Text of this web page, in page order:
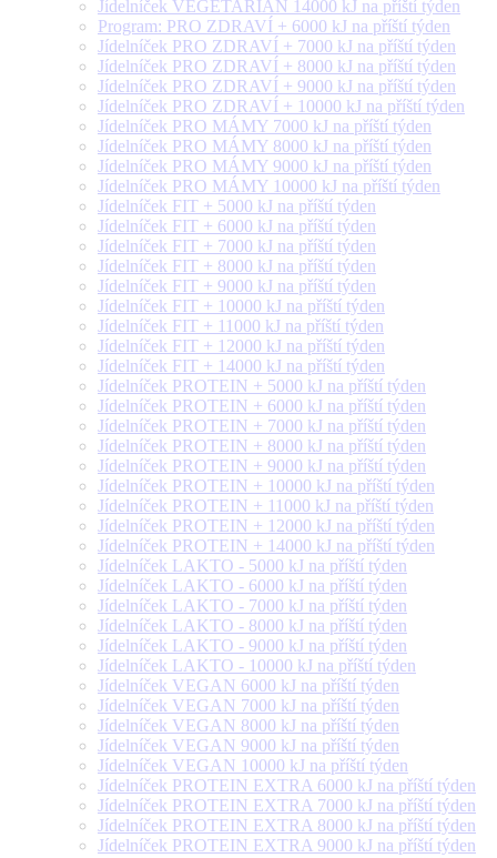
Jídelníček VEGETARIÁN 14000 kJ na příští týden
Program: PRO ZDRAVÍ + 6000 kJ na příští týden
Jídelníček PRO ZDRAVÍ + 7000 kJ na příští týden
Jídelníček PRO ZDRAVÍ + 8000 kJ na příští týden
Jídelníček PRO ZDRAVÍ + 9000 kJ na příští týden
Jídelníček PRO ZDRAVÍ + 10000 kJ na příští týden
Jídelníček PRO MÁMY 7000 kJ na příští týden
Jídelníček PRO MÁMY 8000 kJ na příští týden
Jídelníček PRO MÁMY 9000 kJ na příští týden
Jídelníček PRO MÁMY 10000 kJ na příští týden
Jídelníček FIT + 5000 kJ na příští týden
Jídelníček FIT + 6000 kJ na příští týden
Jídelníček FIT + 7000 kJ na příští týden
Jídelníček FIT + 8000 kJ na příští týden
Jídelníček FIT + 9000 kJ na příští týden
Jídelníček FIT + 10000 kJ na příští týden
Jídelníček FIT + 11000 kJ na příští týden
Jídelníček FIT + 12000 kJ na příští týden
Jídelníček FIT + 14000 kJ na příští týden
Jídelníček PROTEIN + 5000 kJ na příští týden
Jídelníček PROTEIN + 6000 kJ na příští týden
Jídelníček PROTEIN + 7000 kJ na příští týden
Jídelníček PROTEIN + 8000 kJ na příští týden
Jídelníček PROTEIN + 9000 kJ na příští týden
Jídelníček PROTEIN + 10000 kJ na příští týden
Jídelníček PROTEIN + 11000 kJ na příští týden
Jídelníček PROTEIN + 12000 kJ na příští týden
Jídelníček PROTEIN + 14000 kJ na příští týden
Jídelníček LAKTO - 5000 kJ na příští týden
Jídelníček LAKTO - 6000 kJ na příští týden
Jídelníček LAKTO - 7000 kJ na příští týden
Jídelníček LAKTO - 8000 kJ na příští týden
Jídelníček LAKTO - 9000 kJ na příští týden
Jídelníček LAKTO - 10000 kJ na příští týden
Jídelníček VEGAN 6000 kJ na příští týden
Jídelníček VEGAN 7000 kJ na příští týden
Jídelníček VEGAN 8000 kJ na příští týden
Jídelníček VEGAN 9000 kJ na příští týden
Jídelníček VEGAN 10000 kJ na příští týden
Jídelníček PROTEIN EXTRA 6000 kJ na příští týden
Jídelníček PROTEIN EXTRA 7000 kJ na příští týden
Jídelníček PROTEIN EXTRA 8000 kJ na příští týden
Jídelníček PROTEIN EXTRA 9000 kJ na příští týden